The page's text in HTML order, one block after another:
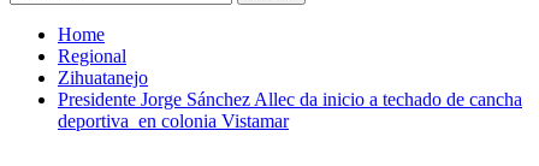
Home
Regional
Zihuatanejo
Presidente Jorge Sánchez Allec da inicio a techado de cancha
deportiva en colonia Vistamar